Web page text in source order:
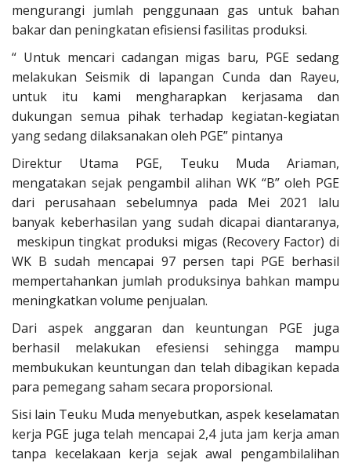
mengurangi jumlah penggunaan gas untuk bahan
bakar dan peningkatan efisiensi fasilitas produksi.
“ Untuk mencari cadangan migas baru, PGE sedang
melakukan Seismik di lapangan Cunda dan Rayeu,
untuk itu kami mengharapkan kerjasama dan
dukungan semua pihak terhadap kegiatan-kegiatan
yang sedang dilaksanakan oleh PGE” pintanya
Direktur Utama PGE, Teuku Muda Ariaman,
mengatakan sejak pengambil alihan WK “B” oleh PGE
dari perusahaan sebelumnya pada Mei 2021 lalu
banyak keberhasilan yang sudah dicapai diantaranya,
meskipun tingkat produksi migas (Recovery Factor) di
WK B sudah mencapai 97 persen tapi PGE berhasil
mempertahankan jumlah produksinya bahkan mampu
meningkatkan volume penjualan.
Dari aspek anggaran dan keuntungan PGE juga
berhasil melakukan efesiensi sehingga mampu
membukukan keuntungan dan telah dibagikan kepada
para pemegang saham secara proporsional.
Sisi lain Teuku Muda menyebutkan, aspek keselamatan
kerja PGE juga telah mencapai 2,4 juta jam kerja aman
tanpa kecelakaan kerja sejak awal pengambilalihan